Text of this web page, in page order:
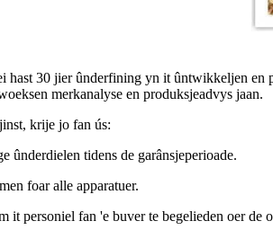
30 jier ûnderfining yn it ûntwikkeljen en
merkanalyse en produksjeadvys jaan.
krije jo fan ús:
ûnderdielen tidens de garânsjeperioade.
foar alle apparatuer.
personiel fan 'e buver te begelieden oer de